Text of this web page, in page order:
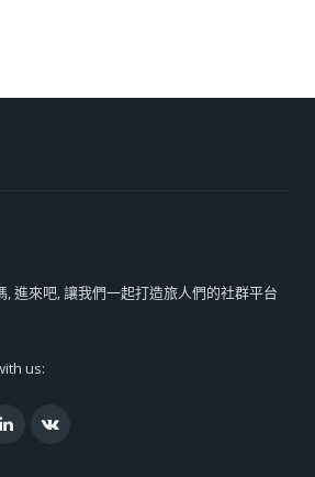
進來吧, 讓我們一起打造旅人們的社群平台
us:
LinkedInVK